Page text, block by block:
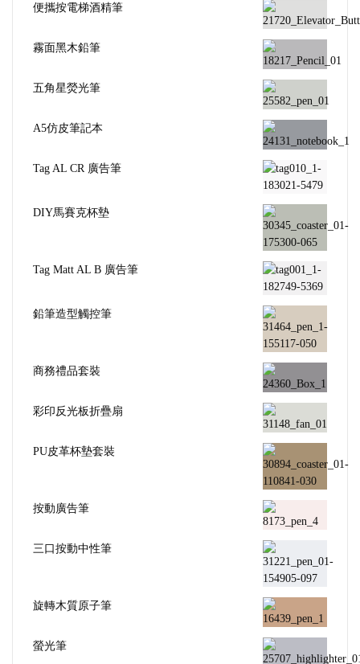
便攜按電梯酒精筆
霧面黑木鉛筆
五角星熒光筆
A5仿皮筆記本
Tag AL CR 廣告筆
DIY馬賽克杯墊
Tag Matt AL B 廣告筆
鉛筆造型觸控筆
商務禮品套裝
彩印反光板折疊扇
PU皮革杯墊套裝
按動廣告筆
三口按動中性筆
旋轉木質原子筆
螢光筆